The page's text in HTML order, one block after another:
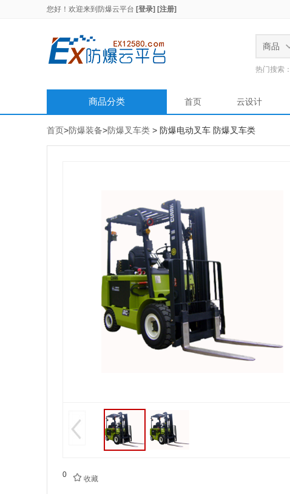
您好！欢迎来到 防爆云平台 [登录] [注册]
商品
热门搜索：
商品分类 首页 云设计
首页>防爆装备>防爆叉车类 > 防爆电动叉车 防爆叉车类
0  收藏